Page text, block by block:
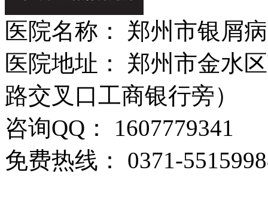
医院名称： 郑州市银屑
医院地址： 郑州市金水
路交叉口工商银行旁）
咨询QQ： 1607779341
免费热线： 0371-